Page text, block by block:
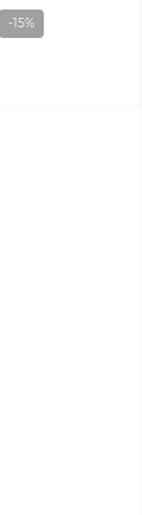
-15%